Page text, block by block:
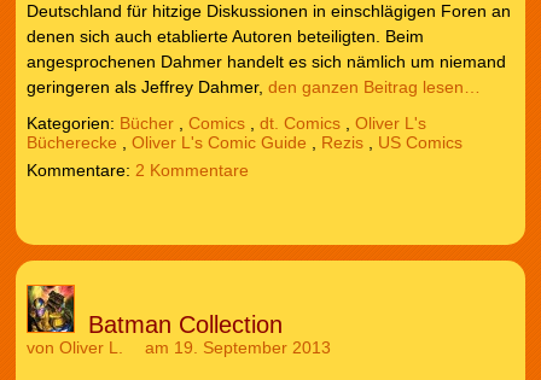
Deutschland für hitzige Diskussionen in einschlägigen Foren an
denen sich auch etablierte Autoren beteiligten. Beim
angesprochenen Dahmer handelt es sich nämlich um niemand
geringeren als Jeffrey Dahmer, den ganzen Beitrag lesen…
Kategorien: Bücher, Comics, dt. Comics, Oliver L's
Bücherecke , Oliver L's Comic Guide , Rezis, US Comics
2 Kommentare
Batman Collection
von Oliver L. am 19. September 2013